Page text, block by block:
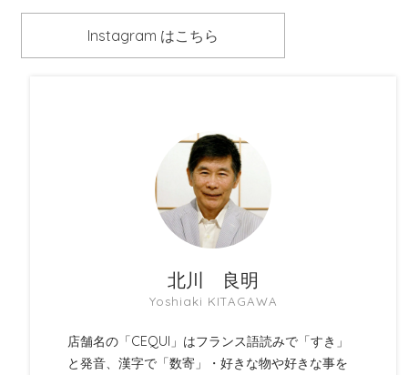
Instagram はこちら
北川 良明
Yoshiaki KITAGAWA
店舗名の「CEQUI」はフランス語読みで「すき」
と発音、漢字で「数寄」・好きな物や好きな事を